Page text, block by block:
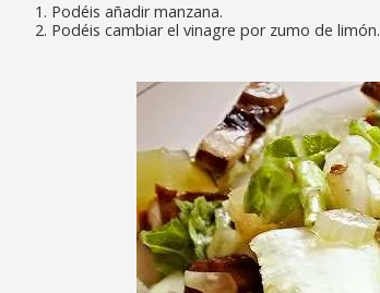
Podéis añadir manzana.
Podéis cambiar el vinagre por zumo de limón.